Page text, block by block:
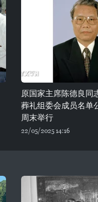
原国家主席陈德良同
葬礼组委会成员名单
周末举行
22/05/2025 14:16